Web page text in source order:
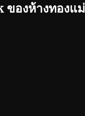
ของห้างทองแม่